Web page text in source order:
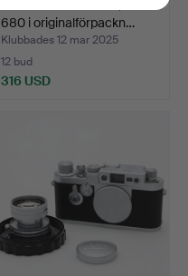
680 i originalförpackn…
Klubbades 12 mar 2025
12 bud
316 USD